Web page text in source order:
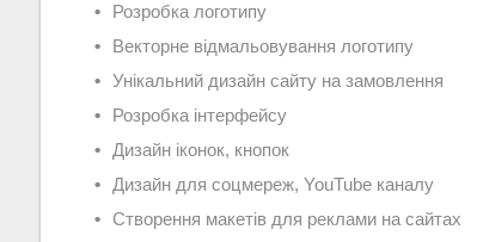
Розробка логотипу
Векторне відмальовування логотипу
Унікальний дизайн сайту на замовлення
Розробка інтерфейсу
Дизайн іконок, кнопок
Дизайн для соцмереж, YouTube каналу
Створення макетів для реклами на сайтах